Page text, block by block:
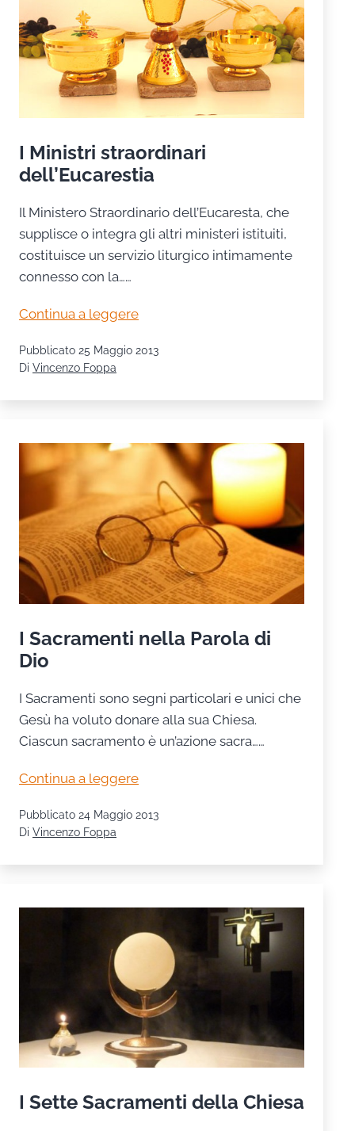
I Ministri straordinari
dell’Eucarestia
Il Ministero Straordinario dell’Eucaresta, che
supplisce o integra gli altri ministeri istituiti,
costituisce un servizio liturgico intimamente
connesso con la……
Continua a leggereI
straordinari
Pubblicato 25 Maggio 2013
Di Vincenzo Foppa
I Sacramenti nella Parola di
Dio
I Sacramenti sono segni particolari e unici che
Gesù ha voluto donare alla sua Chiesa.
Ciascun sacramento è un’azione sacra……
Continua a leggereI
nella
di
Pubblicato 24 Maggio 2013
Di Vincenzo Foppa
I Sette Sacramenti della Chiesa